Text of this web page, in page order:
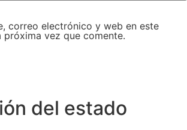
correo electrónico y web en este
próxima vez que comente.
del estado